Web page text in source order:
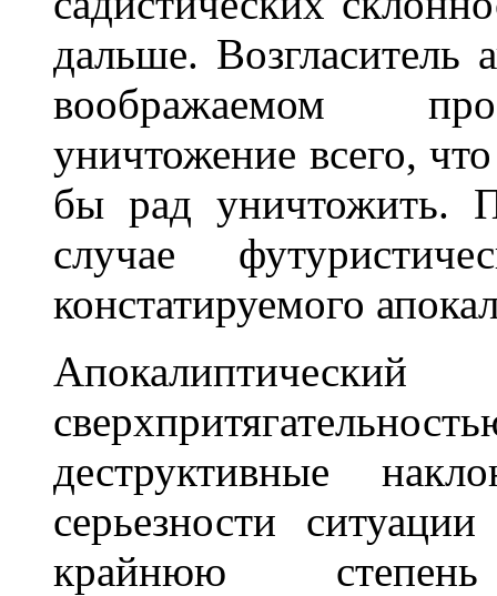
дальше. Возгласитель
воображаемом
уничтожение всего,
бы рад уничтожить.
случае
констатируемого
деструктивные
серьезности
крайнюю